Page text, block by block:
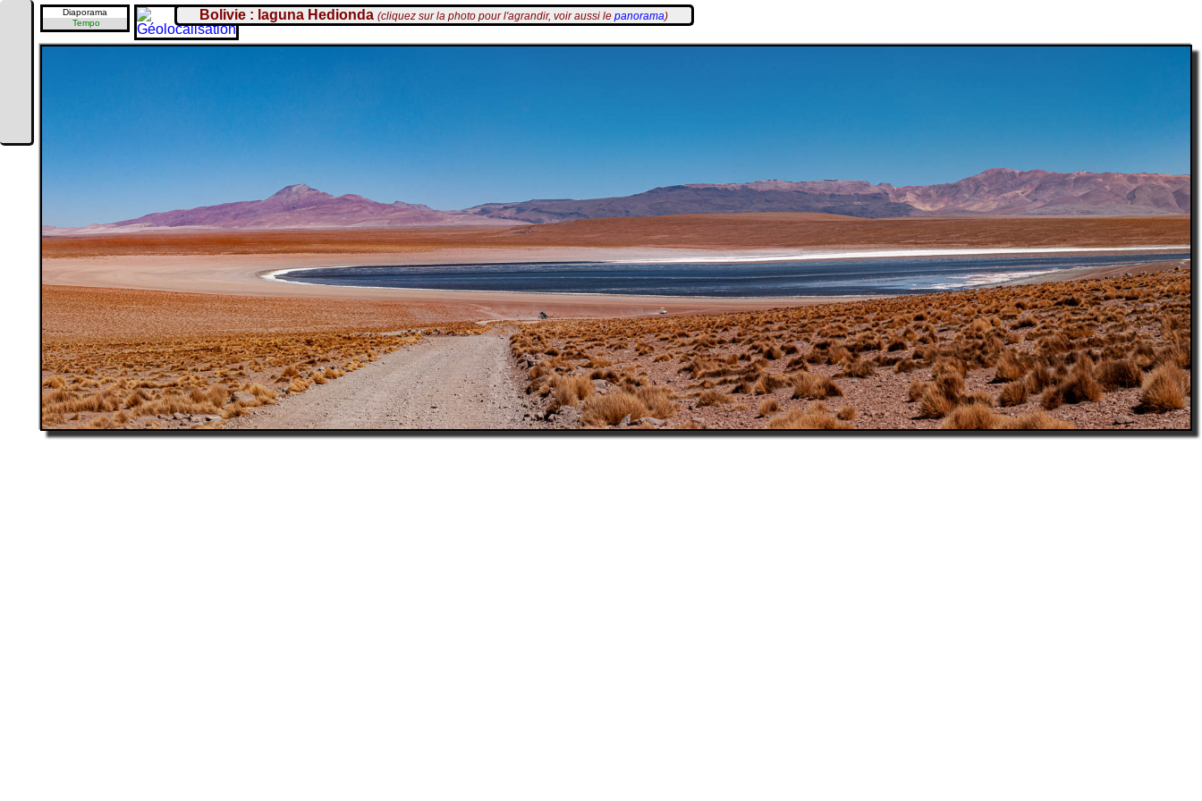
Diaporama
Tempo
Bolivie : laguna Hedionda(cliquez sur la photo pour l'agrandir, voir aussi lepanorama)